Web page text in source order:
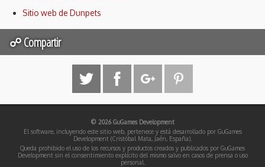
Sitio web de Dunpets
☍ Compartir
© 2026 GuGames Development
El software, incluyendo este sitio web, pertenece y está desarrollado por GuGames
Development (Cristóbal Mata, Jaén, España).
Queda prohibido el uso de los recursos y productos creados y publicados por GuGames
Development sin el consentimiento explícito del mismo salvo en casos de prensa o uso
personal.